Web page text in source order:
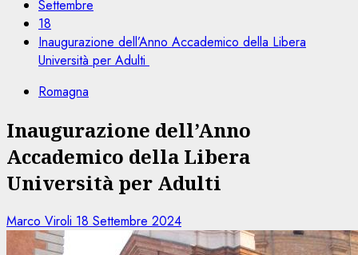
Settembre
18
Inaugurazione dell’Anno Accademico della Libera
Università per Adulti
Romagna
Inaugurazione dell’Anno
Accademico della Libera
Università per Adulti
Marco Viroli 18 Settembre 2024